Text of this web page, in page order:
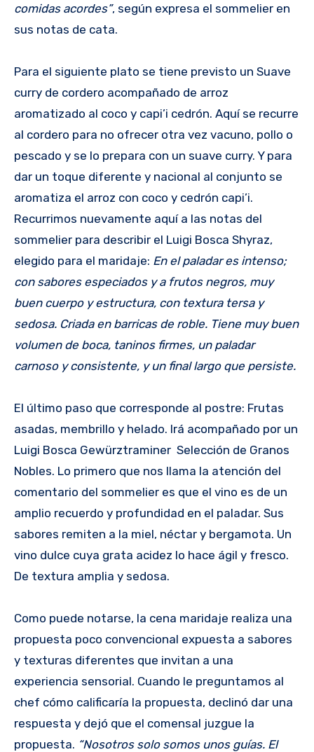
comidas acordes”, según expresa el sommelier en
sus notas de cata.
Para el siguiente plato se tiene previsto un Suave
curry de cordero acompañado de arroz
aromatizado al coco y capi’i cedrón. Aquí se recurre
al cordero para no ofrecer otra vez vacuno, pollo o
pescado y se lo prepara con un suave curry. Y para
dar un toque diferente y nacional al conjunto se
aromatiza el arroz con coco y cedrón capi’i.
Recurrimos nuevamente aquí a las notas del
sommelier para describir el Luigi Bosca Shyraz,
elegido para el maridaje: En el paladar es intenso;
con sabores especiados y a frutos negros, muy
buen cuerpo y estructura, con textura tersa y
sedosa. Criada en barricas de roble. Tiene muy buen
volumen de boca, taninos firmes, un paladar
carnoso y consistente, y un final largo que persiste.
El último paso que corresponde al postre: Frutas
asadas, membrillo y helado. Irá acompañado por un
Luigi Bosca Gewürztraminer Selección de Granos
Nobles. Lo primero que nos llama la atención del
comentario del sommelier es que el vino es de un
amplio recuerdo y profundidad en el paladar. Sus
sabores remiten a la miel, néctar y bergamota. Un
vino dulce cuya grata acidez lo hace ágil y fresco.
De textura amplia y sedosa.
Como puede notarse, la cena maridaje realiza una
propuesta poco convencional expuesta a sabores
y texturas diferentes que invitan a una
experiencia sensorial. Cuando le preguntamos al
chef cómo calificaría la propuesta, declinó dar una
respuesta y dejó que el comensal juzgue la
propuesta. “Nosotros solo somos unos guías. El